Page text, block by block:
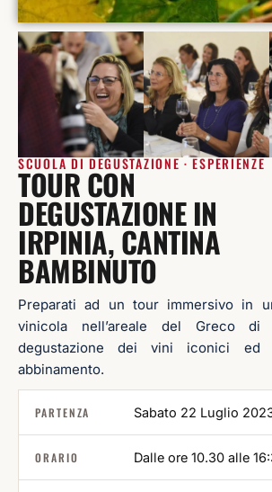
SCUOLA DI DEGUSTAZIONE · ESPERIENZE
TOUR CON
DEGUSTAZIONE IN
IRPINIA, CANTINA
BAMBINUTO
Preparati ad un tour immersivo in
vinicola nell’areale del Greco
degustazione dei vini iconici ed
abbinamento.
PARTENZA Sabato 22 Luglio
ORARIO Dalle ore 10.30 alle